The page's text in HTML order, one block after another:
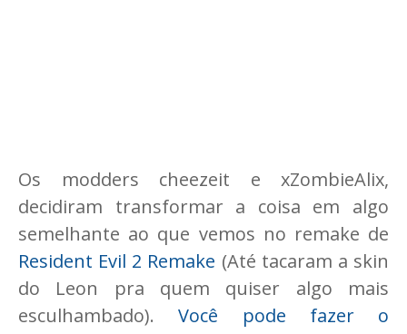
Os modders cheezeit e xZombieAlix,
decidiram transformar a coisa em algo
semelhante ao que vemos no remake de
Resident Evil 2 Remake (Até tacaram a skin
do Leon pra quem quiser algo mais
esculhambado).Você pode fazer o